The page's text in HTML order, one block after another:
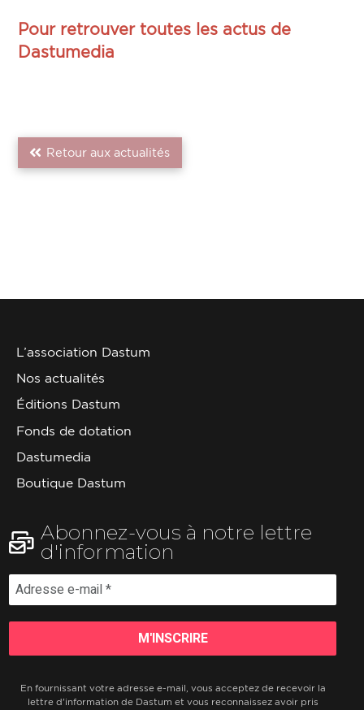
Pour retrouver toutes les actus de
Dastumedia
Retour aux actualités
L’association Dastum
Nos actualités
Éditions Dastum
Fonds de dotation
Dastumedia
Boutique Dastum
Abonnez-vous à notre lettre
d'information
En fournissant votre adresse e-mail, vous acceptez de recevoir la
lettre d'information de Dastum et vous reconnaissez avoir pris